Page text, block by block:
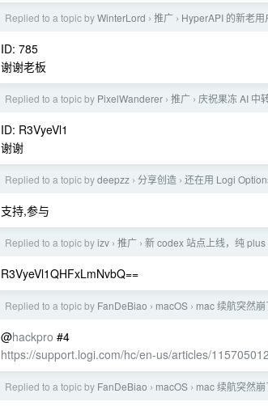
Replied to a topic byWinterLord › 推广 › HyperAPI 的新老
ID: 785
谢谢老板
Replied to a topic by PixelWanderer › 推广 › 庆祝果冻 AI 中
ID: R3VyeVl1
谢谢
Replied to a topic bydeepzz › 分享创造 › 还在用 Logi
支持,参与
Replied to a topic byizv › 推广 › 新 codex 站点上线，纯
R3VyeVl1QHFxLmNvbQ==
Replied to a topic by FanDeBiao › macOS › mac 续航突然
@hackpro #4
https://support.logi.com/hc/en-us/articles/
Replied to a topic by FanDeBiao › macOS › mac 续航突然